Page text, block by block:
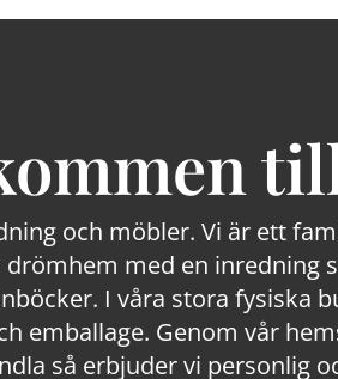
och möbler. Vi är ett
med en inredning
I våra stora fysiska
emballage. Genom vår
så erbjuder vi personlig